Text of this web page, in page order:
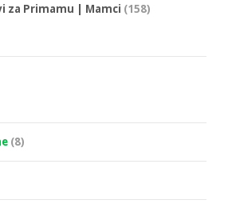
za Primamu | Mamci (158)
(8)